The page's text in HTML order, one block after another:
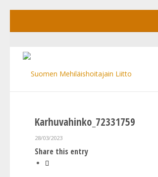
Karhuvahinko_72331759
28/03/2023
Share this entry